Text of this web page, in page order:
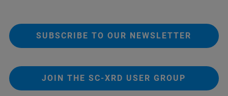
SUBSCRIBE TO OUR NEWSLETTER
JOIN THE SC-XRD USER GROUP